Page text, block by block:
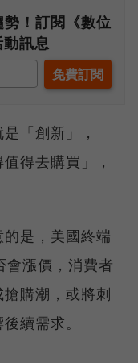
！訂閱《數位
訊息
「創新」，
得去購買」，
是，美國終端
漲價，消費者
購潮，或將刺
續需求。